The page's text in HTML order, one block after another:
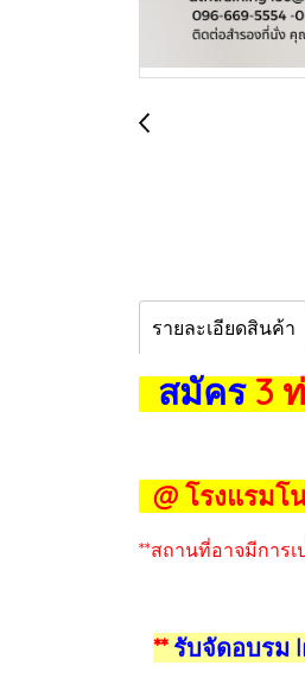
รายละเอียดสินค้า
สมัคร3
@ โรงแรมโ
**สถานที่อาจมีการเ
**รับจัดอบรม